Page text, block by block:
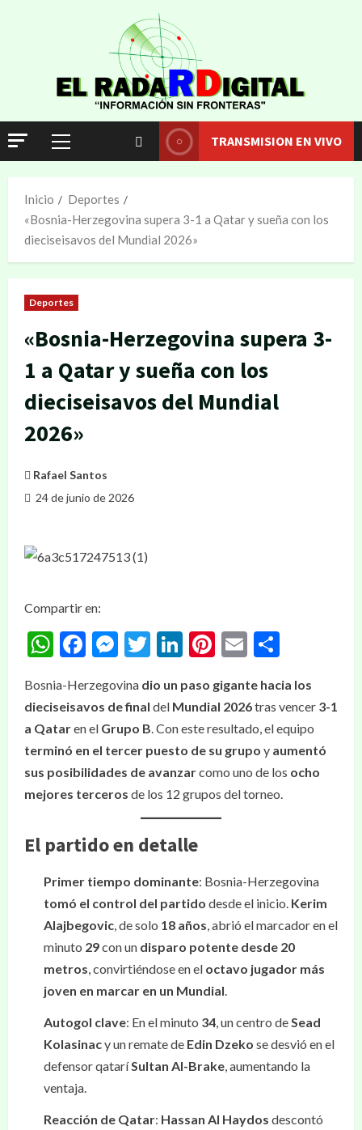
TRANSMISION EN VIVO
Inicio
Deportes
«Bosnia-Herzegovina supera 3-1 a Qatar y sueña con los
dieciseisavos del Mundial 2026»
Deportes
«Bosnia-Herzegovina supera 3-
1 a Qatar y sueña con los
dieciseisavos del Mundial
2026»
Rafael Santos
24 de junio de 2026
Compartir en:
WhatsApp
Facebook
Messenger
Twitter
LinkedIn
Pinterest
Email
Bosnia-Herzegovina dio un paso gigante hacia los
dieciseisavos de final del Mundial 2026tras vencer 3-1
a Qataren el Grupo B. Con este resultado, el equipo
terminó en el tercer puesto de su grupo y aumentó
sus posibilidades de avanzarcomo uno de los ocho
mejores terceros de los 12 grupos del torneo.
El partido en detalle
Primer tiempo dominante: Bosnia-Herzegovina
tomó el control del partido desde el inicio. Kerim
Alajbegovic, de solo 18 años, abrió el marcador en el
minuto 29con un disparo potente desde 20
metros, convirtiéndose en el octavo jugador más
joven en marcar en un Mundial.
Autogol clave: En el minuto 34, un centro deSead
Kolasinacy un remate de Edin Dzeko se desvió en el
defensor qataríSultan Al-Brake, aumentando la
ventaja.
Reacción de Qatar: Hassan Al Haydos descontó